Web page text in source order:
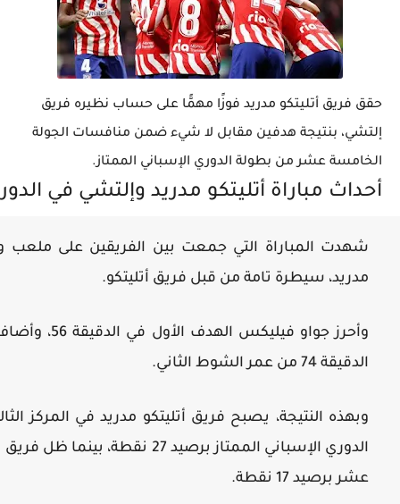
حقق فريق أتليتكو مدريد فوزًا مهمًّا على حساب نظيره فريق
إلتشي، بنتيجة هدفين مقابل لا شيء ضمن منافسات الجولة
الخامسة عشر من بطولة الدوري الإسباني الممتاز.
أحداث مباراة أتليتكو مدريد وإلتشي في
شهدت المباراة التي جمعت بين الفريقين على ملعب
مدريد، سيطرة تامة من قبل فريق أتليتكو.
وأحرز جواو
الدقيقة 74 من عمر الشوط الثاني.
وبهذه النتيجة، يصبح فريق أتليتكو مدريد في المركز
الدوري الإسباني الممتاز برصيد 27
عشر برصيد 17 نقطة.